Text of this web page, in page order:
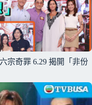
宗奇罪 6.29 揭開「非份